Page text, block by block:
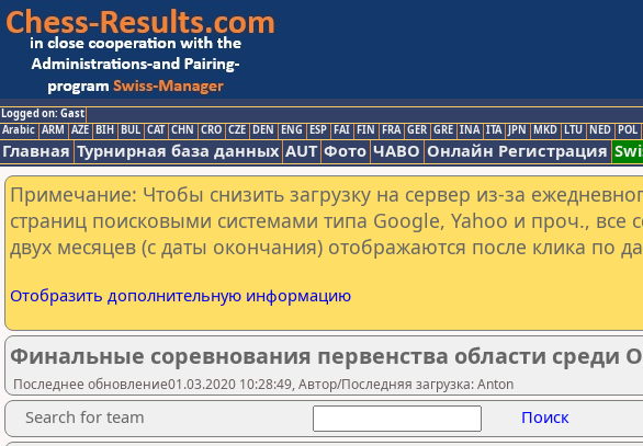
Logged on: Gast
Arabic ARM AZE BIH BUL CAT CHN CRO CZE DEN ENG ESP FAI FIN FRA GER GRE INA ITA JPN MKD LTU NED POL
Главная Турнирная база данных AUT Фото ЧАВО Онлайн Регистрация
Примечание: Чтобы снизить загрузку на сервер из-за
страниц поисковыми системами типа Google, Yahoo и проч., все
двух месяцев (с даты окончания) отображаются после клика по
Отобразить дополнительную информацию
Финальные соревнования первенства области среди
Последнее обновление01.03.2020 10:28:49, Автор/Последняя загрузка: Anton
Search for team Поиск